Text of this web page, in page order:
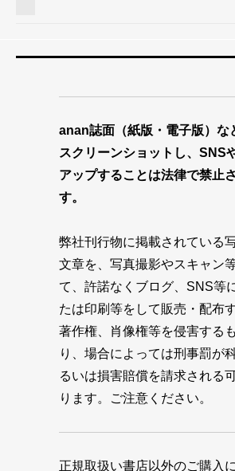
anan誌面（紙版・電子版）な
スクリーンショットし、SNS
アップすることは法律で禁止
す。
弊社刊行物に掲載されている
文章を、写真撮影やスキャン
て、許諾なくブログ、SNS等
たは印刷等をして販売・配布
著作権、肖像権等を侵害する
り、場合によっては刑事罰が
るいは損害賠償を請求される
ります。ご注意ください。
正規取扱い書店以外のご購入